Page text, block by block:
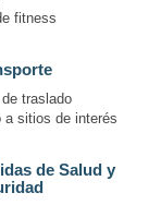
fitness
traslado
a sitios de interés
de Salud y